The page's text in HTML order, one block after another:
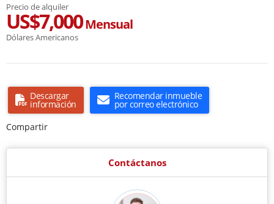
Precio de alquiler
US$7,000Mensual
Dólares Americanos
Descargar
información
Recomendar inmueble
por correo electrónico
Compartir
Contáctanos